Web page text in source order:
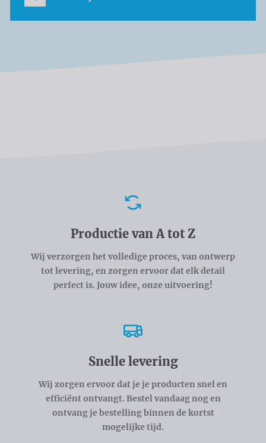
Productie van A tot Z
Wij verzorgen het volledige proces, van ontwerp
tot levering, en zorgen ervoor dat elk detail
perfect is. Jouw idee, onze uitvoering!
Snelle levering
Wij zorgen ervoor dat je je producten snel en
efficiënt ontvangt. Bestel vandaag nog en
ontvang je bestelling binnen de kortst
mogelijke tijd.